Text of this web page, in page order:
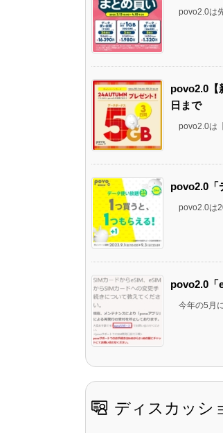
povo2.0は
povo2.0【
日まで
povo2.0は
povo2.0「
povo2.0は
povo2.0「
今年の5月
ディスカッシ